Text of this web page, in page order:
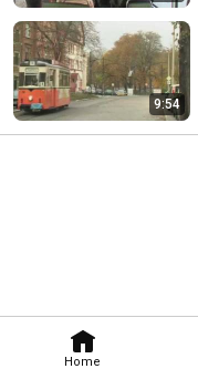
Home
9:54